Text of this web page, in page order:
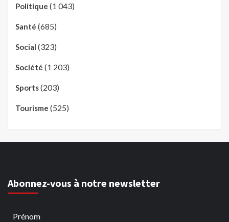
Politique (1 043)
Santé (685)
Social (323)
Société (1 203)
Sports(203)
Tourisme (525)
Abonnez-vous à notre newsletter
Prénom